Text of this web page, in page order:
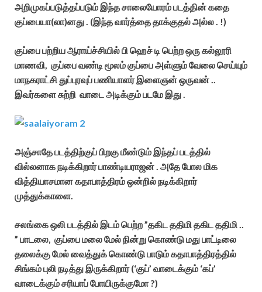
அறிமுகப்படுத்தப்படும் இந்த சாலையோரம் படத்தின் கதை
குப்பையா(லா)னது . (இந்த வார்த்தை தாக்குதல் அல்ல . !)
குப்பை பற்றிய ஆராய்ச்சியில் பி ஹெச் டி பெற்ற ஒரு கல்லூரி
மாணவி, குப்பை வண்டி மூலம் குப்பை அள்ளும் வேலை செய்யும்
மாநகராட்சி துப்புரவுப் பணியாளர் இளைஞன் ஒருவன் ..
இவர்களை சுற்றி வாடை அடிக்கும் படமே இது .
அஞ்சாதே படத்திற்குப் பிறகு மீண்டும் இந்தப் படத்தில்
வில்லனாக நடிக்கிறார் பாண்டியராஜன் . அதே போல மிக
வித்தியாசமான கதாபாத்திரம் ஒன்றில் நடிக்கிறார்
முத்துக்காளை.
சலங்கை ஒலி படத்தில் இடம் பெற்ற ”தகிட ததிமி தகிட ததிமி ..
” பாடலை, குப்பை மலை மேல் நின்று கொண்டு மது பாட்டிலை
தலைக்கு மேல் வைத்துக் கொண்டு பாடும் கதாபாத்திரத்தில்
சிங்கம் புலி நடித்து இருக்கிறார் (‘குப்’ வாடைக்கும் ‘கப்’
வாடைக்கும் சரியாப் போயிருக்குமோ ?)